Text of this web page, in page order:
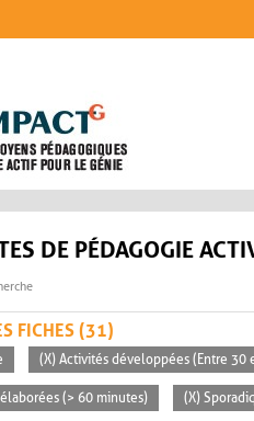
DE PÉDAGOGIE
FICHES (31)
(X) Activités développées (Entre 30
(> 60 minutes) (X)